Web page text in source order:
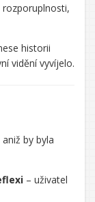
rozporuplnosti,
historii
vidění vyvíjelo.
aniž by byla
– uživatel